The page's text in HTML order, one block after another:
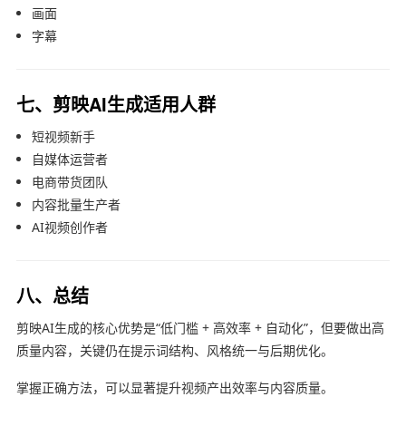
画面
字幕
七、剪映AI生成适用人群
短视频新手
自媒体运营者
电商带货团队
内容批量生产者
AI视频创作者
八、总结
剪映AI生成的核心优势是“低门槛 + 高效率 + 自动化”，但要做出高
质量内容，关键仍在提示词结构、风格统一与后期优化。
掌握正确方法，可以显著提升视频产出效率与内容质量。